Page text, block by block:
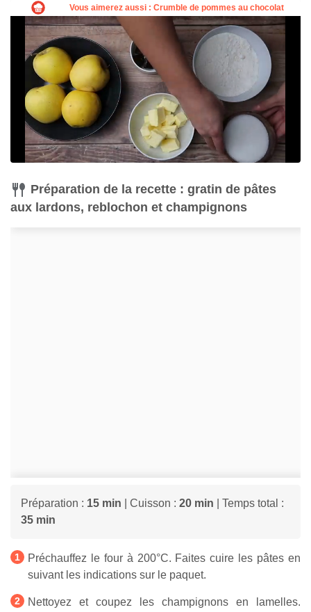
Préparation de la recette : gratin de pâtes
aux lardons, reblochon et champignons
Préparation : 15 min | Cuisson : 20 min | Temps total :
35 min
Préchauffez le four à 200°C. Faites cuire les pâtes en
suivant les indications sur le paquet.
Nettoyez et coupez les champignons en lamelles.